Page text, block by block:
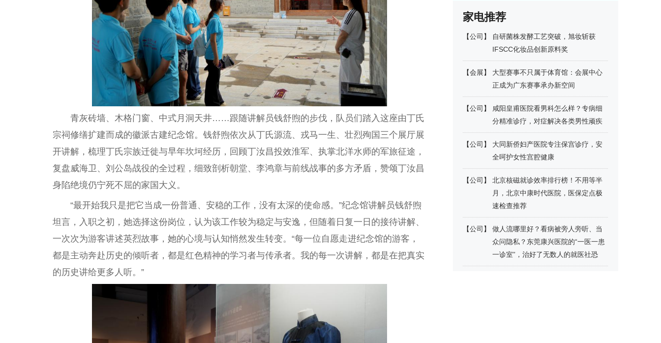
青灰砖墙、木格门窗、中式月洞天井……跟随讲解员钱舒煦的步伐，队员们踏入这座由丁氏
宗祠修缮扩建而成的徽派古建纪念馆。钱舒煦依次从丁氏源流、戎马一生、壮烈殉国三个展厅展
开讲解，梳理丁氏宗族迁徙与早年坎坷经历，回顾丁汝昌投效淮军、执掌北洋水师的军旅征途，
复盘威海卫、刘公岛战役的全过程，细致剖析朝堂、李鸿章与前线战事的多方矛盾，赞颂丁汝昌
身陷绝境仍宁死不屈的家国大义。
“最开始我只是把它当成一份普通、安稳的工作，没有太深的使命感。”纪念馆讲解员钱舒煦
坦言，入职之初，她选择这份岗位，认为该工作较为稳定与安逸，但随着日复一日的接待讲解、
一次次为游客讲述英烈故事，她的心境与认知悄然发生转变。“每一位自愿走进纪念馆的游客，
都是主动奔赴历史的倾听者，都是红色精神的学习者与传承者。我的每一次讲解，都是在把真实
的历史讲给更多人听。”
家电推荐
【公司 】
自研菌株发酵工艺突破，旭妆斩获
IFSCC化妆品创新原料奖
【会展】
大型赛事不只属于体育馆：会展中心
正成为广东赛事承办新空间
【公司 】
咸阳皇甫医院看男科怎么样？专病细
分精准诊疗，对症解决各类男性顽疾
【公司 】
大同新侨妇产医院专注保宫诊疗，安
全呵护女性宫腔健康
【公司 】
北京核磁就诊效率排行榜！不用等半
月，北京中康时代医院，医保定点极
速检查推荐
【公司 】
做人流哪里好？看病被旁人旁听、当
众问隐私？东莞康兴医院的“一医一患
一诊室”，治好了无数人的就医社恐